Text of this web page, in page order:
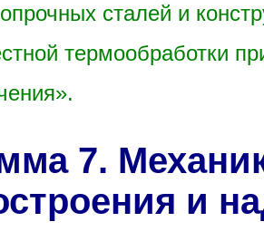
сталей и
термообработки
7.
и